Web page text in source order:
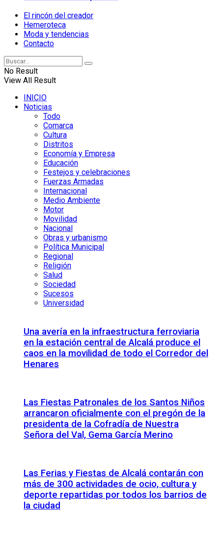
El rincón del creador
Hemeroteca
Moda y tendencias
Contacto
No Result
View All Result
INICIO
Noticias
Todo
Comarca
Cultura
Distritos
Economía y Empresa
Educación
Festejos y celebraciones
Fuerzas Armadas
Internacional
Medio Ambiente
Motor
Movilidad
Nacional
Obras y urbanismo
Política Municipal
Regional
Religión
Salud
Sociedad
Sucesos
Universidad
Una avería en la infraestructura ferroviaria
en la estación central de Alcalá produce el
caos en la movilidad de todo el Corredor del
Henares
Las Fiestas Patronales de los Santos Niños
arrancaron oficialmente con el pregón de la
presidenta de la Cofradía de Nuestra
Señora del Val, Gema García Merino
Las Ferias y Fiestas de Alcalá contarán con
más de 300 actividades de ocio, cultura y
deporte repartidas por todos los barrios de
la ciudad